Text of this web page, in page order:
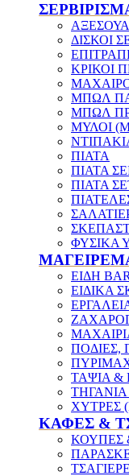
ΔΙΣΚΟΙ
ΚΡΙΚΟΙ
ΜΠΩΛ
ΜΠΩΛ
ΜΥΛΟΙ
ΠΙΑΤΑ
ΠΙΑΤΑ
ΠΙΑΤΑ
ΦΥΣΙΚΑ
ΕΙΔΗ
ΕΙΔΙΚΑ
ΠΟΔΙΕΣ,
ΤΑΨΙΑ &
ΤΗΓΑΝΙΑ
ΧΥΤΡΕΣ
ΚΑΦΕΣ &
ΚΟΥΠΕΣ